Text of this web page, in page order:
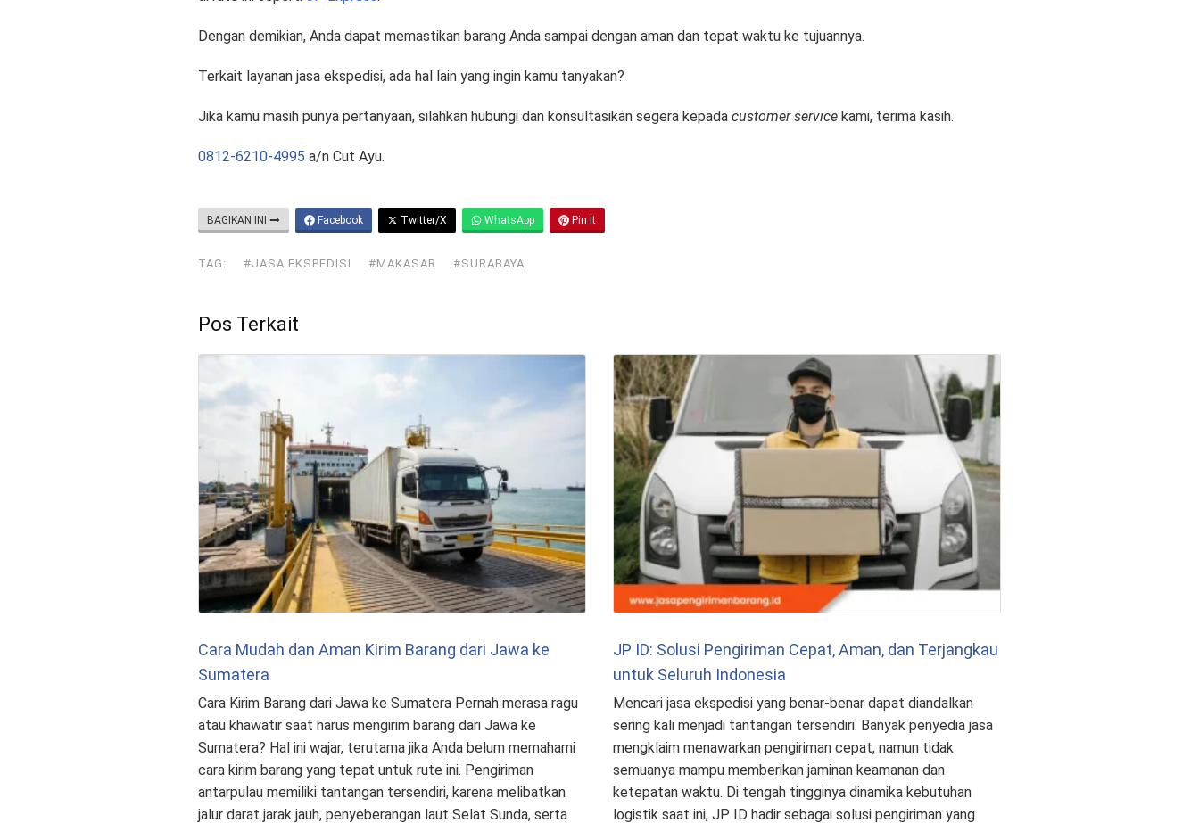
Dengan demikian, Anda dapat memastikan barang Anda sampai dengan aman dan tepat waktu ke tujuannya.
Terkait layanan jasa ekspedisi, ada hal lain yang ingin kamu tanyakan?
Jika kamu masih punya pertanyaan, silahkan hubungi dan konsultasikan segera kepada customer service kami, terima kasih.
0812-6210-4995 a/n Cut Ayu.
BAGIKAN INI Facebook Twitter/X WhatsApp Pin It
TAG: #JASA EKSPEDISI #MAKASAR #SURABAYA
Pos Terkait
Cara Mudah dan Aman Kirim Barang dari Jawa ke
Sumatera
Cara Kirim Barang dari Jawa ke Sumatera Pernah merasa ragu
atau khawatir saat harus mengirim barang dari Jawa ke
Sumatera? Hal ini wajar, terutama jika Anda belum memahami
cara kirim barang yang tepat untuk rute ini. Pengiriman
antarpulau memiliki tantangan tersendiri, karena melibatkan
jalur darat jarak jauh, penyeberangan laut Selat Sunda, serta
JP ID: Solusi Pengiriman Cepat, Aman, dan Terjangkau
untuk Seluruh Indonesia
Mencari jasa ekspedisi yang benar-benar dapat diandalkan
sering kali menjadi tantangan tersendiri. Banyak penyedia jasa
mengklaim menawarkan pengiriman cepat, namun tidak
semuanya mampu memberikan jaminan keamanan dan
ketepatan waktu. Di tengah tingginya dinamika kebutuhan
logistik saat ini, JP ID hadir sebagai solusi pengiriman yang